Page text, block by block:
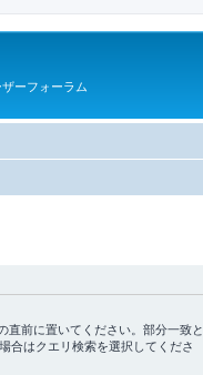
ーフォーラム
直前に置いてください。部分一致と
合はクエリ検索を選択してくださ